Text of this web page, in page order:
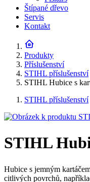
Štípané dřevo
Servis
Kontakt
Produkty
Příslušenství
STIHL příslušenství
STIHL Hubice s
STIHL příslušenství
STIHL
Hubice s jemným
citlivých povrchů,